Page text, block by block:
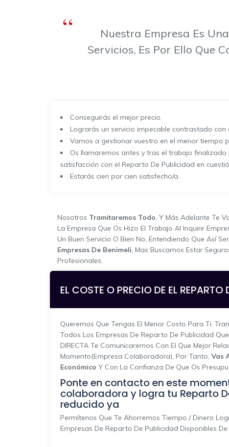
Nuestra Empresa Es
Servicios, Es Por Ello Que
Conseguirás el mejor precio.
Lograrás un servicio impecable contrastado
Vamos a gestionar vuestro en el menor tiempo
Os llamaremos antes y tras el trabajo
satisfacción con el Reparto De Publicidad en
Estarás cien por cien satisfecho/a.
Nosotros Tramitaremos Todo, Y Más Adelante Te
La Empresa Que Os Hizo El Trabajo Al Inquirir
Un Buen Servicio O Bien No, Entendiendo Que Así
Empresas De Benimeli, Mas Buscamos Estar
Profesionales.
EL COSTE O PRECIO DE EL REPARTO
Queremos Que Tengas El Menor Costo Para Ti.
Todos Los Empresas De Reparto De Publicidad
DIRECTA Te Comunicaremos Con El Que Mejor
Momento(empresa Colaboradora), Por Tanto, Vas
Económico Y Con La Confianza De Que Os
Ponte en contacto en este
colaboradora y logra tu Reparto
reducido ya
Permítenos Que Te Ahorremos Tiempo / Dinero
Empresas De Reparto De Publicidad Disponibles De